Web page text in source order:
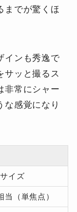
までが驚くほ
インも秀逸で
サッと撮るス
非常にシャー
な感覚になり
イズ
当（単焦点）